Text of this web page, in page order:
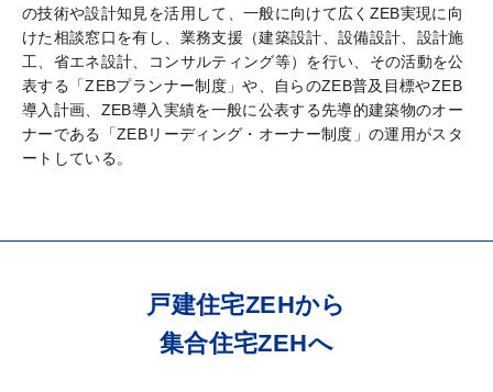
の技術や設計知見を活用して、一般に向けて広くZEB実現に向
けた相談窓口を有し、業務支援（建築設計、設備設計、設計施
工、省エネ設計、コンサルティング等）を行い、その活動を公
表する「ZEBプランナー制度」や、自らのZEB普及目標やZEB
導入計画、ZEB導入実績を一般に公表する先導的建築物のオー
ナーである「ZEBリーディング・オーナー制度」の運用がスタ
ートしている。
戸建住宅ZEHから
集合住宅ZEHへ